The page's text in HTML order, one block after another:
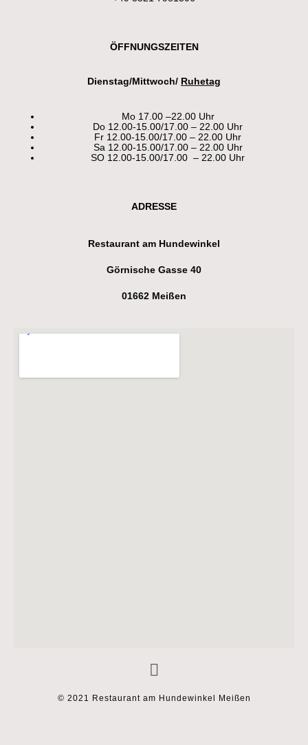
ÖFFNUNGSZEITEN
Dienstag/Mittwoch/ Ruhetag
Mo 17.00 –22.00 Uhr
Do 12.00-15.00/17.00 – 22.00 Uhr
Fr 12.00-15.00/17.00 – 22.00 Uhr
Sa 12.00-15.00/17.00 – 22.00 Uhr
SO 12.00-15.00/17.00 – 22.00 Uhr
ADRESSE
Restaurant am Hundewinkel
Görnische Gasse 40
01662 Meißen
© 2021 Restaurant am Hundewinkel Meißen